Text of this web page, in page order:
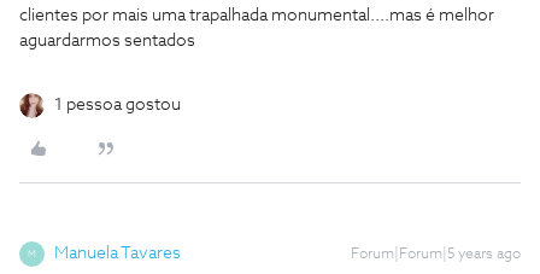
clientes por mais uma trapalhada monumental....mas é melhor
aguardarmos sentados
1 pessoa gostou
M Manuela Tavares Forum|Forum|5 years ago